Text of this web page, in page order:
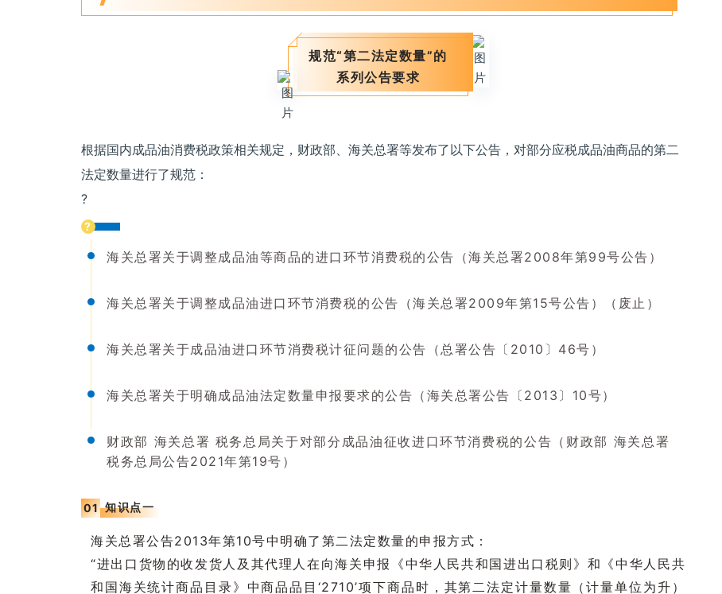
规范“第二法定数量”的
系列公告要求
根据国内成品油消费税政策相关规定，财政部、海关总署等发布了以下公告，对部分应税成品油商品的第二
法定数量进行了规范：
?
?
海关总署关于调整成品油等商品的进口环节消费税的公告（海关总署2008年第99号公告）
海关总署关于调整成品油进口环节消费税的公告（海关总署2009年第15号公告）（废止）
海关总署关于成品油进口环节消费税计征问题的公告（总署公告〔2010〕46号）
海关总署关于明确成品油法定数量申报要求的公告（海关总署公告〔2013〕10号）
财政部 海关总署 税务总局关于对部分成品油征收进口环节消费税的公告（财政部 海关总署
税务总局公告2021年第19号）
01 知识点一
海关总署公告2013年第10号中明确了第二法定数量的申报方式：
“进出口货物的收发货人及其代理人在向海关申报《中华人民共和国进出口税则》和《中华人民共
和国海关统计商品目录》中商品品目‘2710’项下商品时，其第二法定计量数量（计量单位为升）